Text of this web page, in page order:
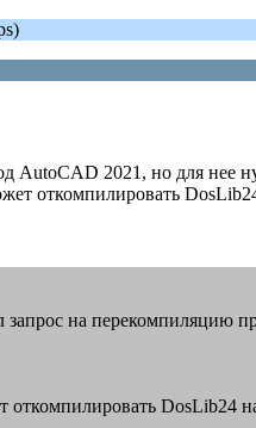
AutoCAD 2021, но для
откомпилировать
запрос на перекомпиляцию